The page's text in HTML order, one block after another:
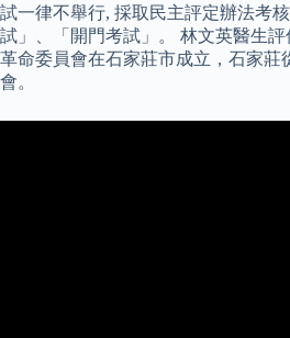
試一律不舉行, 採取民主評定辦法考
試」、「開門考試」。 林文英醫生評
革命委員會在石家莊市成立，石家莊
會。